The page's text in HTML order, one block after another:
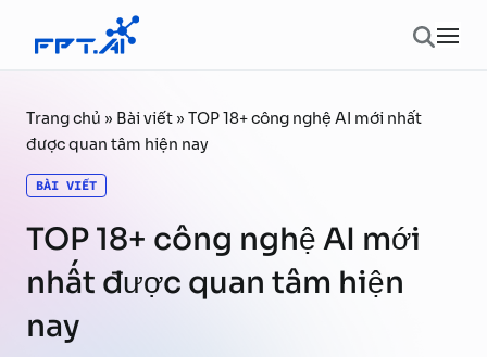
Chuyển đến phần nội dung
Trang chủ » Bài viết»TOP 18+ công nghệ AI mới nhất
được quan tâm hiện nay
BÀI VIẾT
TOP 18+ công nghệ AI mới
nhất được quan tâm hiện
nay